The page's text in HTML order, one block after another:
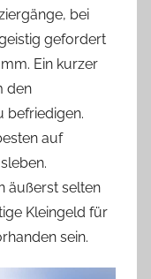
bei
gefordert
Ein kurzer
den
befriedigen.
auf
äußerst selten
Kleingeld für
sein.